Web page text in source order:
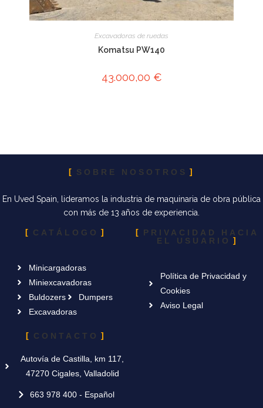
Excavadoras de ruedas
Komatsu PW140
43.000,00 €
SOBRE NOSOTROS
En Uved Spain, lideramos la industria de maquinaria de obra pública
con más de 13 años de experiencia.
CATÁLOGO
Minicargadoras
Miniexcavadoras
Buldozers
Dumpers
Excavadoras
PRIVACIDAD HACIA
EL USUARIO
Política de Privacidad y
Cookies
Aviso Legal
CONTACTO
Autovía de Castilla, km 117,
47270 Cigales, Valladolid
663 978 400 - Español